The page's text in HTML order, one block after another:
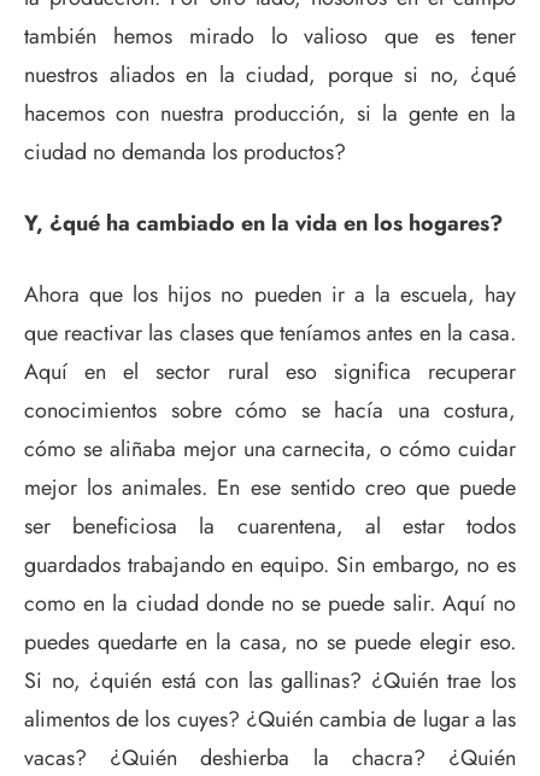
también hemos mirado lo valioso que es tener
nuestros aliados en la ciudad, porque si no, ¿qué
hacemos con nuestra producción, si la gente en la
ciudad no demanda los productos?
Y, ¿qué ha cambiado en la vida en los hogares?
Ahora que los hijos no pueden ir a la escuela, hay
que reactivar las clases que teníamos antes en la casa.
Aquí en el sector rural eso significa recuperar
conocimientos sobre cómo se hacía una costura,
cómo se aliñaba mejor una carnecita, o cómo cuidar
mejor los animales. En ese sentido creo que puede
ser beneficiosa la cuarentena, al estar todos
guardados trabajando en equipo. Sin embargo, no es
como en la ciudad donde no se puede salir. Aquí no
puedes quedarte en la casa, no se puede elegir eso.
Si no, ¿quién está con las gallinas? ¿Quién trae los
alimentos de los cuyes? ¿Quién cambia de lugar a las
vacas? ¿Quién deshierba la chacra? ¿Quién